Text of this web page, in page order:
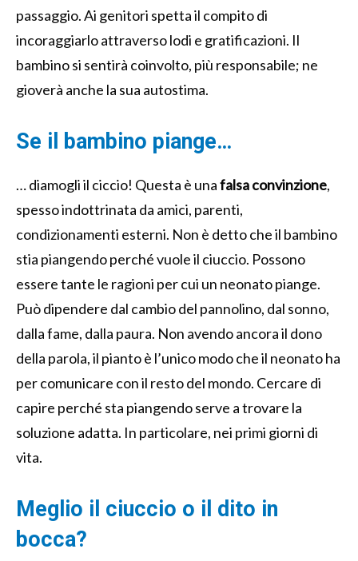
passaggio. Ai genitori spetta il compito di
incoraggiarlo attraverso lodi e gratificazioni. Il
bambino si sentirà coinvolto, più responsabile; ne
gioverà anche la sua autostima.
Se il bambino piange…
… diamogli il ciccio! Questa è unafalsa convinzione,
spesso indottrinata da amici, parenti,
condizionamenti esterni. Non è detto che il bambino
stia piangendo perché vuole il ciuccio. Possono
essere tante le ragioni per cui un neonato piange.
Può dipendere dal cambio del pannolino, dal sonno,
dalla fame, dalla paura. Non avendo ancora il dono
della parola, il pianto è l’unico modo che il neonato ha
per comunicare con il resto del mondo. Cercare di
capire perché sta piangendo serve a trovare la
soluzione adatta. In particolare, nei primi giorni di
vita.
Meglio il ciuccio o il dito in
bocca?